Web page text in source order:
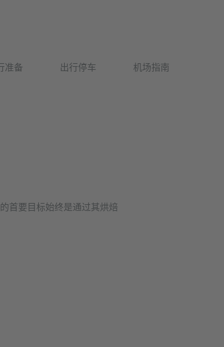
准备 出行停车 机场指南
首要目标始终是通过其烘焙